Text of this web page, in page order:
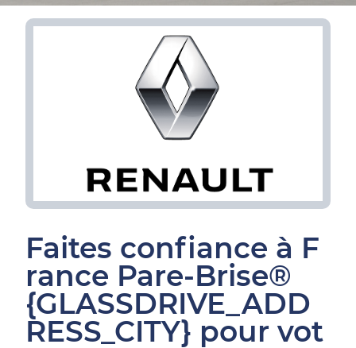
Faites confiance à F
rance Pare-Brise®
{GLASSDRIVE_ADD
RESS_CITY} pour vot